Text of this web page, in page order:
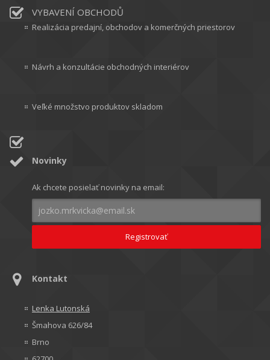
VYBAVENÍ OBCHODŮ
Realizácia predajní, obchodov a komerčných priestorov
Návrh a konzultácie obchodných interiérov
Veľké množstvo produktov skladom
Novinky
Ak chcete posielať novinky na email:
Kontakt
Lenka Lutonská
Šmahova 626/84
Brno